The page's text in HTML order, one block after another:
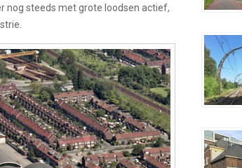
nog steeds met grote loodsen actief,